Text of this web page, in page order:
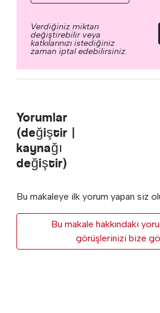
Verdiğiniz miktarı
değiştirebilir veya
katkılarınızı istediğiniz
zaman iptal edebilirsiniz.
Yorumlar
(değiştir |
kaynağı
değiştir)
Bu makaleye ilk yorum yapan siz
Bu makale hakkındaki
görüşlerinizi bize